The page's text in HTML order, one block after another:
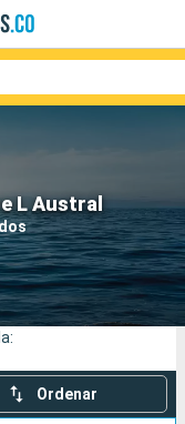
L Austral
Ordenar